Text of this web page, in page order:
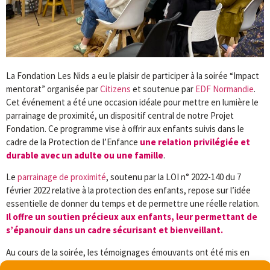
La Fondation Les Nids a eu le plaisir de participer à la soirée “Impact
mentorat” organisée parCitizens et soutenue par EDF Normandie.
Cet événement a été une occasion idéale pour mettre en lumière le
parrainage de proximité, un dispositif central de notre Projet
Fondation. Ce programme vise à offrir aux enfants suivis dans le
cadre de la Protection de l’Enfance une relation privilégiée et
durable avec un adulte ou une famille.
Le parrainage de proximité, soutenu par la LOI n° 2022-140 du 7
février 2022 relative à la protection des enfants, repose sur l’idée
essentielle de donner du temps et de permettre une réelle relation.
Il offre un soutien précieux aux enfants, leur permettant de
s’épanouir dans un cadre sécurisant et bienveillant.
Au cours de la soirée, les témoignages émouvants ont été mis en